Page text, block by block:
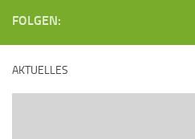
FOLGEN:
AKTUELLES